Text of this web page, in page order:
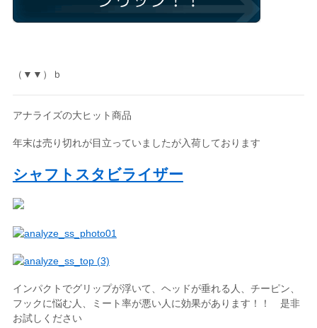
（▼▼）ｂ
アナライズの大ヒット商品
年末は売り切れが目立っていましたが入荷しております
シャフトスタビライザー
インパクトでグリップが浮いて、ヘッドが垂れる人、チーピン、
フックに悩む人、ミート率が悪い人に効果があります！！ 是非
お試しください